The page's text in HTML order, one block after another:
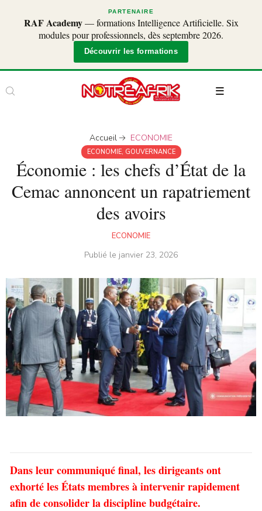
PARTENAIRE
RAF Academy— formations Intelligence Artificielle. Six
modules pour professionnels, dès septembre 2026.
Découvrir les formations
Accueil ECONOMIE
ECONOMIE, GOUVERNANCE
Économie : les chefs d’État de la
Cemac annoncent un rapatriement
des avoirs
ECONOMIE
Publié le janvier 23, 2026
Dans leur communiqué final, les dirigeants ont
exhorté les États membres à intervenir rapidement
afin de consolider la discipline budgétaire.